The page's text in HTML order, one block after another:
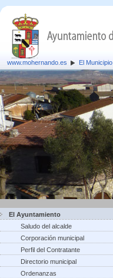
www.mohernando.es El Municipio
El Ayuntamiento
Saludo del alcalde
Corporación municipal
Perfil del Contratante
Directorio municipal
Ordenanzas